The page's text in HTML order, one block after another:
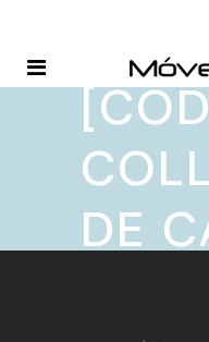
DE